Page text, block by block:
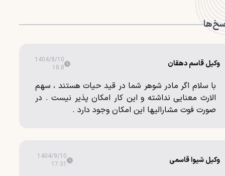
وکیل قاسم دهقان
1404/8/10
18:8
با سلام اگر مادر شوهر شما در قید حیات هستند ، سهم
الارث معنایی نداشته و این کار امکان پذیر نیست . در
صورت فوت مشارالیها این امکان وجود دارد .
وکیل شیوا قاسمی
1404/9/10
17:31